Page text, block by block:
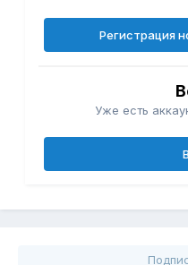
Регистрация
Уже есть